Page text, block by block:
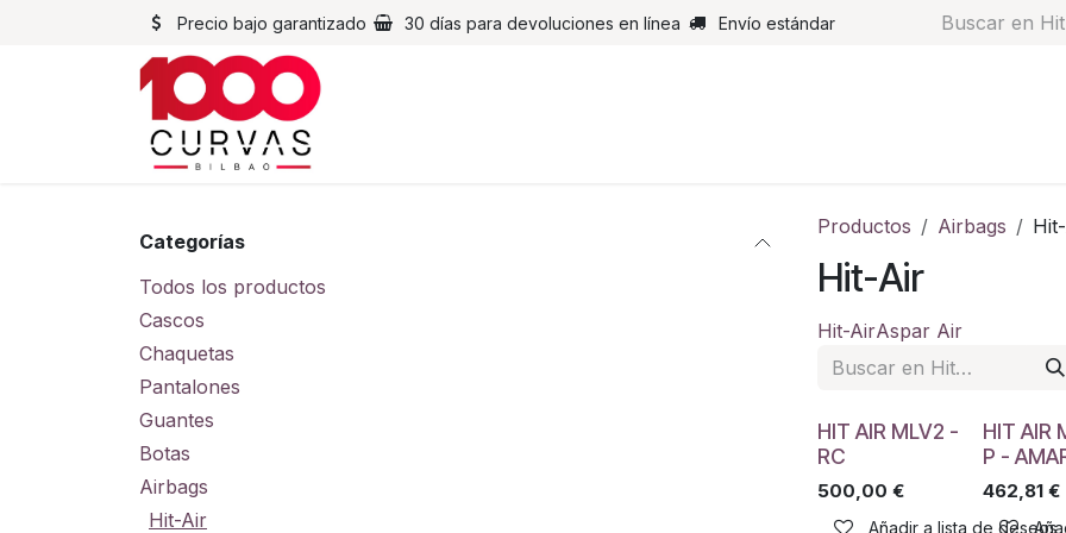
Precio bajo garantizado 30 días para devoluciones en línea Envío estándar
Categorías
Todos los productos
Cascos
Chaquetas
Pantalones
Guantes
Botas
Airbags
Hit-Air
Productos Airbags
Hit-Air
Hit-AirAspar Air
HIT AIR MLV2 -
RC
500,00 €
Añadir a lista de deseos
HIT AIR
P -
462,81€